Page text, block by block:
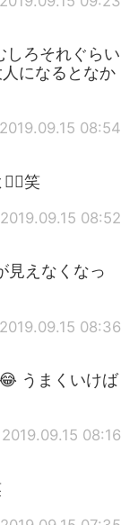
しろそれぐらい
になるとなか
2019.09.15 08:54
笑
2019.09.15 08:52
見えなくなっ
2019.09.15 08:36
うまくいけば
2019.09.15 08:16